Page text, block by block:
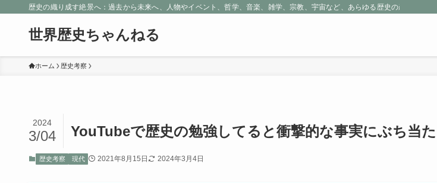
歴史の織り成す絶景へ：過去から未来へ、人物やイベント、哲学、音楽、雑学、宗教、宇宙など、あらゆる歴史の産物に包
世界歴史ちゃんねる
ホーム 歴史考察
YouTubeで歴史の勉強してると衝撃的な事実にぶち当
2024
3/04
歴史考察 現代 2021年8月15日 2024年3月4日